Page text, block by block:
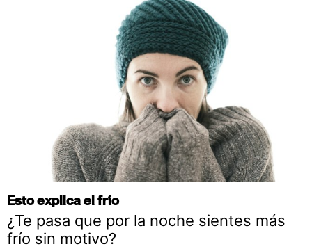
Esto explica el frío
¿Te pasa que por la noche sientes más
frío sin motivo?